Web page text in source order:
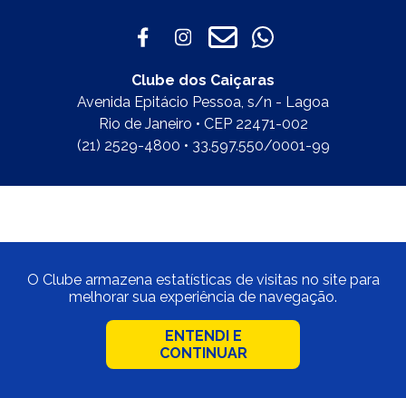
Clube dos Caiçaras
Avenida Epitácio Pessoa, s/n - Lagoa
Rio de Janeiro • CEP 22471-002
(21) 2529-4800 • 33.597.550/0001-99
O Clube armazena estatísticas de visitas no site para
melhorar sua experiência de navegação.
ENTENDI E
CONTINUAR